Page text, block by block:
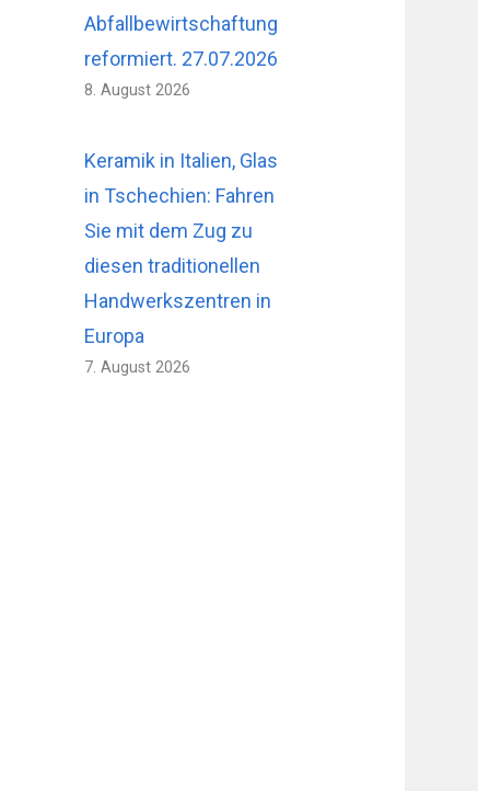
Abfallbewirtschaftung
reformiert. 27.07.2026
8. August 2026
Keramik in Italien, Glas
in Tschechien: Fahren
Sie mit dem Zug zu
diesen traditionellen
Handwerkszentren in
Europa
7. August 2026